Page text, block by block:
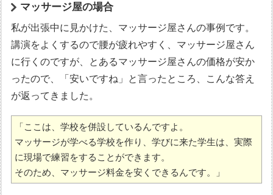
マッサージ屋の場合
私が出張中に見かけた、マッサージ屋さんの事例です。
講演をよくするので腰が疲れやすく、マッサージ屋さん
に行くのですが、とあるマッサージ屋さんの価格が安か
ったので、「安いですね」と言ったところ、こんな答え
が返ってきました。
「ここは、学校を併設しているんですよ。
マッサージが学べる学校を作り、学びに来た学生は、実際
に現場で練習をすることができます。
そのため、マッサージ料金を安くできるんです。」